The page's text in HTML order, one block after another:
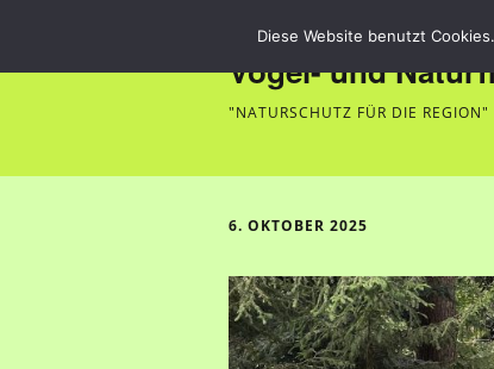
Vogel- und
"NATURSCHUTZ FÜR DIE REGION"
6. OKTOBER 2025
Diese Website benutzt